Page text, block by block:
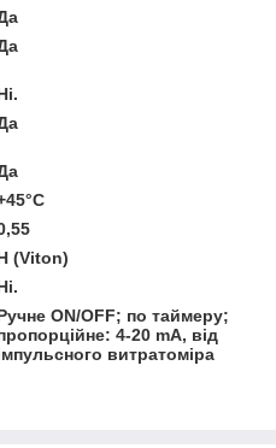
(Viton)
ON/OFF; по таймеру;
4-20 mA, від
витратоміра